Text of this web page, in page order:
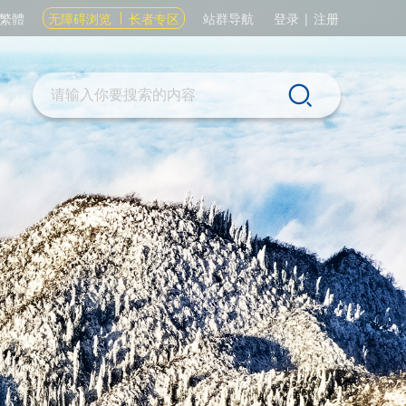
繁體 无障碍浏览 长者专区 站群导航 登录 | 注册